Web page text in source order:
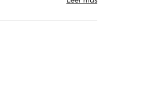
en la confirmación de
ficha está sujeta a